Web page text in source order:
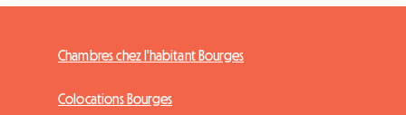
Chambres chez l'habitant Bourges
Colocations Bourges